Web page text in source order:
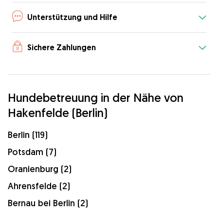
Unterstützung und Hilfe
Sichere Zahlungen
Hundebetreuung in der Nähe von
Hakenfelde (Berlin)
Berlin (119)
Potsdam (7)
Oranienburg (2)
Ahrensfelde (2)
Bernau bei Berlin (2)